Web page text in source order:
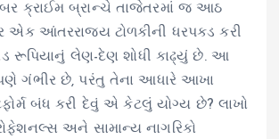
ક્રાઈમ બ્રાન્ચે તાજેતરમાં જ આઠ
એક આંતરરાજ્ય ટોળકીની ધરપકડ કરી
રૂપિયાનું લેણ-દેણ શોધી કાઢ્યું છે. આ
ગંભીર છે, પરંતુ તેના આધારે આખા
બંધ કરી દેવું એ કેટલું યોગ્ય છે? લાખો
અને સામાન્ય નાગરિકો